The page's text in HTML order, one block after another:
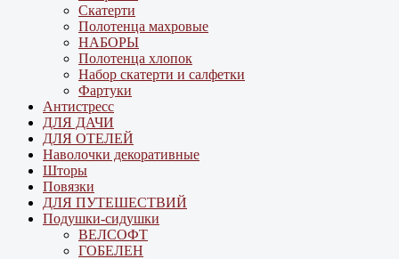
Скатерти
Полотенца махровые
НАБОРЫ
Полотенца хлопок
Набор скатерти и салфетки
Фартуки
Антистресс
ДЛЯ ДАЧИ
ДЛЯ ОТЕЛЕЙ
Наволочки декоративные
Шторы
Повязки
ДЛЯ ПУТЕШЕСТВИЙ
Подушки-сидушки
ВЕЛСОФТ
ГОБЕЛЕН